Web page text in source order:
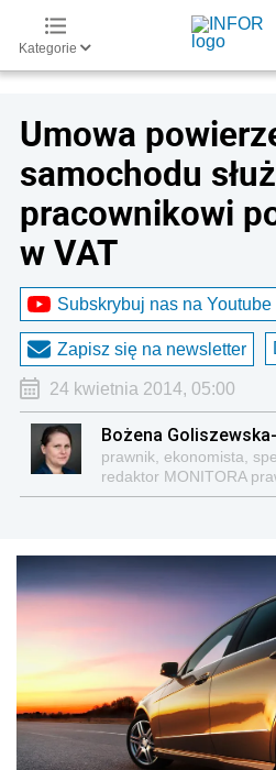
Kategorie
Umowa
samochodu
pracownikowi
w VAT
Subskrybuj nas na Youtube
Zapisz się na newsletter
24 kwietnia 2014, 05:00
Bożena
prawnik, ekonomista,
redaktor MONITORA